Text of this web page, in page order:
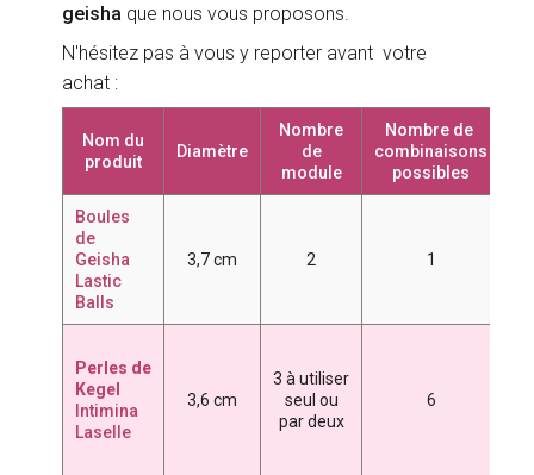
geisha que nous vous proposons.
N'hésitez pas à vous y reporter avant votre
achat :
Nom du
produit
Diamètre
Nombre
de
module
Nombre de
combinaisons
possibles
Boules
de
Geisha
Lastic
Balls
3,7 cm 2 1
Perles de
Kegel
Intimina
Laselle
3,6 cm
3 à utiliser
seul ou
par deux
6